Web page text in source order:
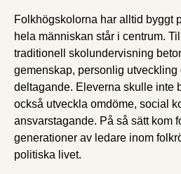
Folkhögskolorna har alltid byggt
hela människan står i centrum.
traditionell skolundervisning
gemenskap, personlig utveckling
deltagande. Eleverna skulle inte
också utveckla omdöme, social
ansvarstagande. På så sätt kom
generationer av ledare inom
politiska livet.